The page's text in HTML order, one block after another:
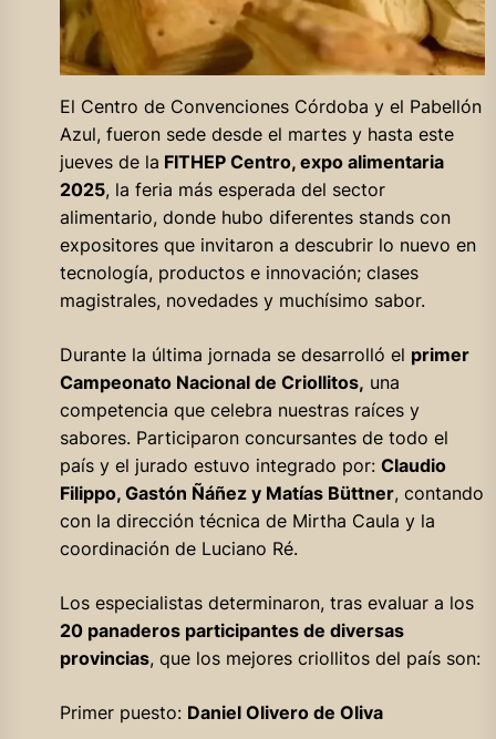
El Centro de Convenciones Córdoba y el Pabellón
Azul, fueron sede desde el martes y hasta este
jueves de la FITHEP Centro, expo alimentaria
2025, la feria más esperada del sector
alimentario, donde hubo diferentes stands con
expositores que invitaron a descubrir lo nuevo en
tecnología, productos e innovación; clases
magistrales, novedades y muchísimo sabor.
Durante la última jornada se desarrolló el primer
Campeonato Nacional de Criollitos, una
competencia que celebra nuestras raíces y
sabores. Participaron concursantes de todo el
país y el jurado estuvo integrado por: Claudio
Filippo, Gastón Ñáñez y Matías Büttner, contando
con la dirección técnica de Mirtha Caula y la
coordinación de Luciano Ré.
Los especialistas determinaron, tras evaluar a los
20 panaderos participantes de diversas
provincias, que los mejores criollitos del país son:
Primer puesto: Daniel Olivero de Oliva